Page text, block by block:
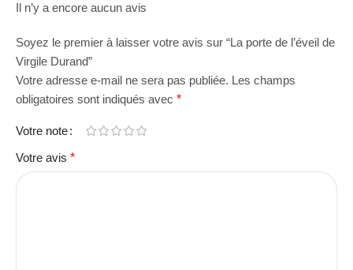
Il n’y a encore aucun avis
Soyez le premier à laisser votre avis sur “La porte de l’éveil de
Virgile Durand”
Votre adresse e-mail ne sera pas publiée. Les champs
obligatoires sont indiqués avec *
Votre note
Votre avis *